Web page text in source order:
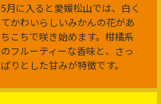
5月に入ると愛媛松山では、白く
てかわいらしいみかんの花があ
ちこちで咲き始めます。柑橘系
のフルーティーな香味と、さっ
ぱりとした甘みが特徴です。